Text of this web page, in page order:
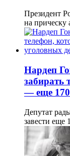
Президент
на прическу
Нардеп
забирать
— еще
Депутат
завести еще